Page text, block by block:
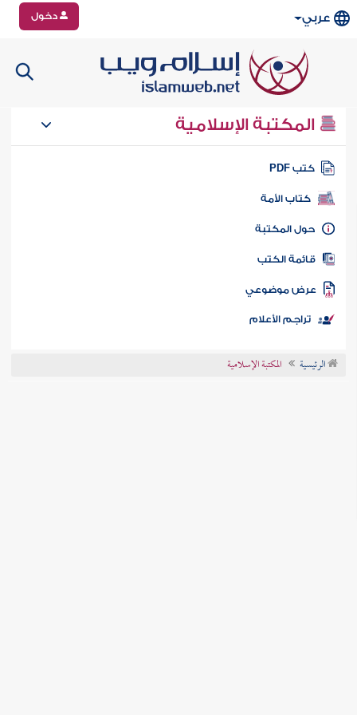
عربي دخول
المكتبة الإسلامية
كتب PDF
كتاب الأمة
المكتبة
الكتب
موضوعي
تراجم الأعلام
الرئيسية المكتبة الإسلامية